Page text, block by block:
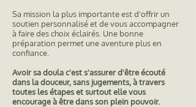
Sa mission la plus importante est d'offrir un
soutien personnalisé et de vous accompagner
à fairedes choix éclairés. Une bonne
préparation permet une aventure plus en
confiance.
Avoir sa doula c'est s'assurer d'être écouté
dans la douceur, sans jugements, à travers
toutes les étapes et surtout elle vous
encourage à être dans son plein pouvoir.